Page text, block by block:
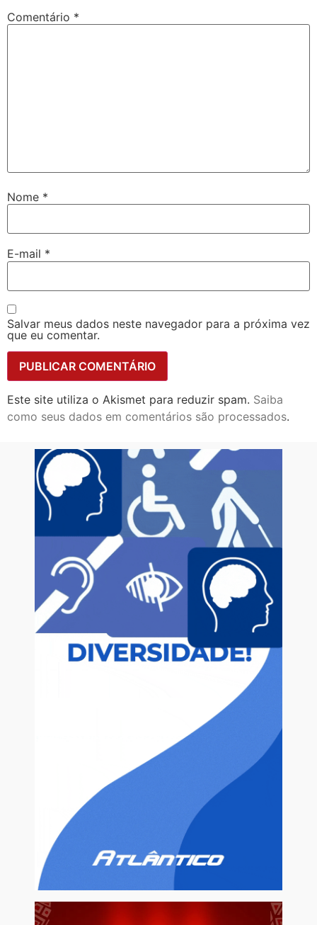
Comentário *
Nome *
E-mail *
Salvar meus dados neste navegador para a próxima vez
que eu comentar.
Este site utiliza o Akismet para reduzir spam. Saiba
como seus dados em comentários são processados.